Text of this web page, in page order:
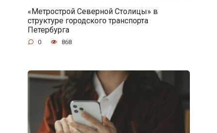
«Метрострой Северной Столицы» в
структуре городского транспорта
Петербурга
0 868